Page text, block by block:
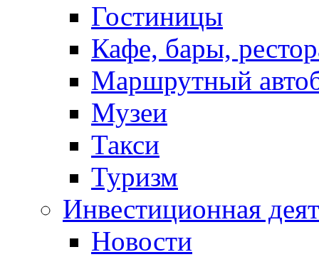
Гостиницы
Кафе, бары,
Маршрутный
Музеи
Такси
Туризм
Инвестиционная
Новости